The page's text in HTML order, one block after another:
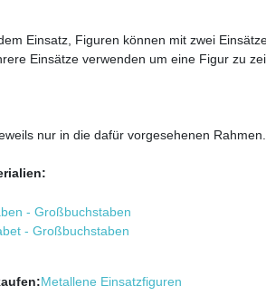
Einsatz, Figuren können mit zwei
Einsätze verwenden um eine Figur zu
nur in die dafür vorgesehenen Rahmen.
Metallene Einsatzfiguren